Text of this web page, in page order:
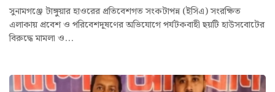
সুনামগঞ্জে টাঙ্গুয়ার হাওরের প্রতিবেশগত সংকটাপন্ন (ইসিএ) সংরক্ষিত
এলাকায় প্রবেশ ও পরিবেশদূষণের অভিযোগে পর্যটকবাহী ছয়টি হাউসবোটের
বিরুদ্ধে মামলা ও...